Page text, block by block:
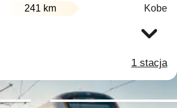
241 km Kobe
1 stacja